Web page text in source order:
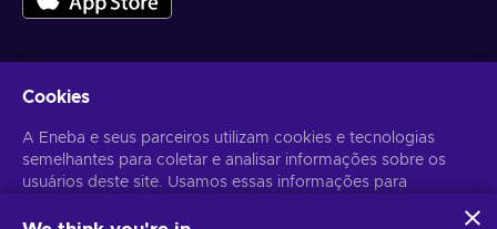
Receba ofertas personalizadas de jogos
Inscrever-se
Você pode cancelar sua inscrição a qualquer momento. Acesse
Cookies
A Eneba e seus parceiros utilizam cookies e tecnologias
semelhantes para coletar e analisar informações sobre os
usuários deste site. Usamos essas informações para